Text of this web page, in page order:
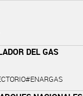
DEL GAS